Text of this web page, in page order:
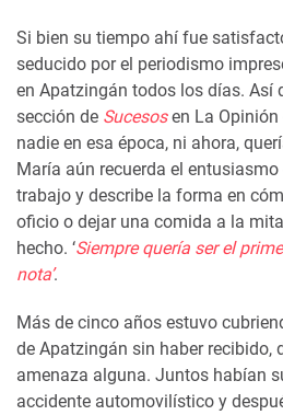
Si bien su tiempo ahí fue
seducido por el periodismo
en Apatzingán todos los días. Así
sección de Sucesos en La
nadie en esa época, ni ahora,
María aún recuerda el
trabajo y describe la forma en
oficio o dejar una comida a la
hecho. ‘Siempre quería ser el
nota’.
Más de cinco años estuvo
de Apatzingán sin haber recibido,
amenaza alguna. Juntos habían
accidente automovilístico y